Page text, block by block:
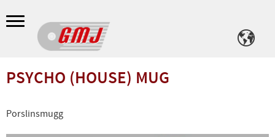
Meny
PSYCHO (HOUSE) MUG
Porslinsmugg